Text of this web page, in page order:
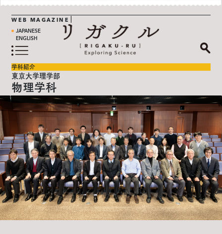
WEB MAGAZINE
JAPANESE
ENGLISH
学科紹介
東京大学理学部
物理学科